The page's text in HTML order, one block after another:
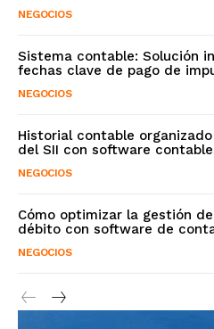
NEGOCIOS
Sistema contable: Solución
fechas clave de pago de
NEGOCIOS
Historial contable
del SII con software
NEGOCIOS
Cómo optimizar la gestión
débito con software de
NEGOCIOS